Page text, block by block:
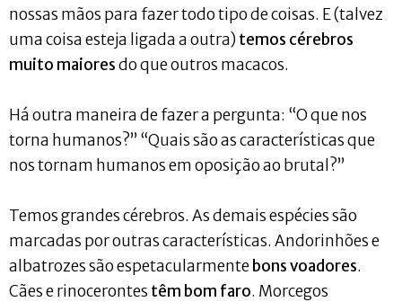
nossas mãos para fazer todo tipo de coisas. E (talvez
uma coisa esteja ligada a outra) temos cérebros
muito maioresdo que outros macacos.
Há outra maneira de fazer a pergunta: “O que nos
torna humanos?” “Quais são as características que
nos tornam humanos em oposição ao brutal?”
Temos grandes cérebros. As demais espécies são
marcadas por outras características. Andorinhões e
albatrozes são espetacularmentebons voadores.
Cães e rinocerontes têm bom faro. Morcegos